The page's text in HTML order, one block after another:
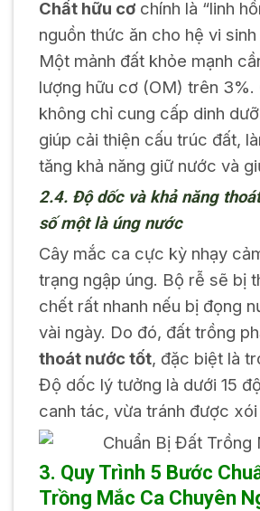
Chất hữu cơchính là “linh
nguồn thức ăn cho hệ vi
Một mảnh đất khỏe mạnh
lượng hữu cơ (OM) trên 3%.
không chỉ cung cấp dinh
giúp cải thiện cấu trúc đất,
tăng khả năng giữ nước và
2.4. Độ dốc và khả năng
số một là úng nước
Cây mắc ca cực kỳ nhạy
trạng ngập úng. Bộ rễ sẽ bị
chết rất nhanh nếu bị đọng
vài ngày. Do đó, đất trồng
thoát nước tốt, đặc biệt là
Độ dốc lý tưởng là dưới 15
canh tác, vừa tránh được xói
3. Quy Trình 5 Bước
Trồng Mắc Ca Chuyên